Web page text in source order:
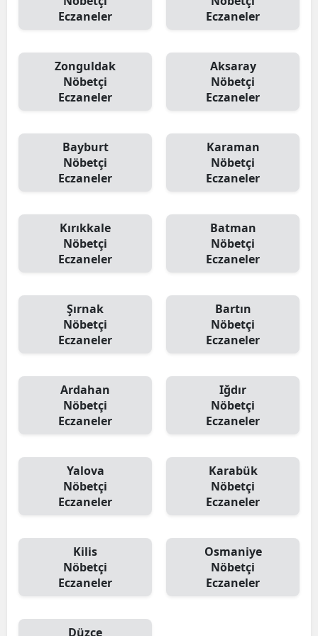
Eczaneler
Eczaneler
Zonguldak
Nöbetçi
Eczaneler
Aksaray
Nöbetçi
Eczaneler
Bayburt
Nöbetçi
Eczaneler
Karaman
Nöbetçi
Eczaneler
Kırıkkale
Nöbetçi
Eczaneler
Batman
Nöbetçi
Eczaneler
Şırnak
Nöbetçi
Eczaneler
Bartın
Nöbetçi
Eczaneler
Ardahan
Nöbetçi
Eczaneler
Iğdır
Nöbetçi
Eczaneler
Yalova
Nöbetçi
Eczaneler
Karabük
Nöbetçi
Eczaneler
Kilis
Nöbetçi
Eczaneler
Osmaniye
Nöbetçi
Eczaneler
Düzce